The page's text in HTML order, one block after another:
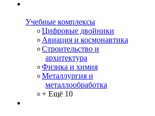
Учебные комплексы
Цифровые двойники
Авиация и космонавтика
Строительство и
архитектура
Физика и химия
Металлургия и
металлообработка
+ Ещё 10